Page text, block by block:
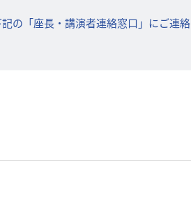
の「座長・講演者連絡窓口」にご連絡